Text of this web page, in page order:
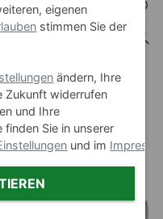
eigenen
stimmen Sie der
ändern, Ihre
Zukunft widerrufen
und Ihre
Sie in unserer
und im